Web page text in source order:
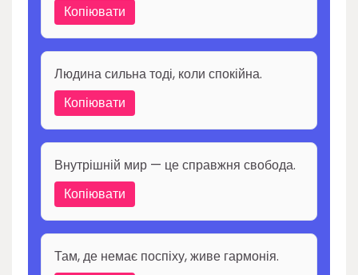
Копіювати
Людина сильна тоді, коли спокійна.
Копіювати
Внутрішній мир — це справжня свобода.
Копіювати
Там, де немає поспіху, живе гармонія.